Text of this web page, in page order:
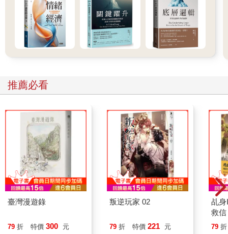
把事先記下來的東西謄到筆記本，並且加上自己的想法。若有必
要，也會調整重點順序。
起初，這麼做並不是為了提升學習效率，單純是覺得都這麼努力
讀書了，卻一下就忘光光實在太可惜，才會出於本能開始記錄，
想把知識保留在腦海裡。這麼做雖然比以前耗時許多，但真的學
過一陣子，連讀書的時間都變短了。我並未改變讀書的方式，只
是善用紀錄來打通脈絡，書自然讀得比較快。
就算不讀書或上課，我們照樣可以從生活經驗獲得各種收穫。世
界上滿是知識、資訊與靈感，但我們往往與之擦肩而過，或者沒
有好好抓緊它們。
這絕不是因為你頭腦不好，而是因為大腦容量有限。大腦無法記
住所有的資訊，所以將記憶分為兩種：很快就忘了的短期記憶和
長久保存的長期記憶。
重要的是，紀錄可以幫我們把吸收的知識分類到長期記憶中，緊
緊抓住那些我們錯過或放開的東西。為了記下學過的內容，我們
得保持高度專注。做到①專注閱讀②仔細思考後記錄下來③多次
回顧紀錄，讓大腦認知到這個知識必須放在長期記憶。
我們每天接觸到的龐大知識最終幾乎全都消散而去，不覺得可惜
嗎？比起可惜，你應該感到警惕，畢竟我們每天都在錯過成長的
推薦必看
臺灣漫遊錄
79 折 特價 300 元
叛逆玩家 02
79 折 特價 221 元
乩身
救信
79 折